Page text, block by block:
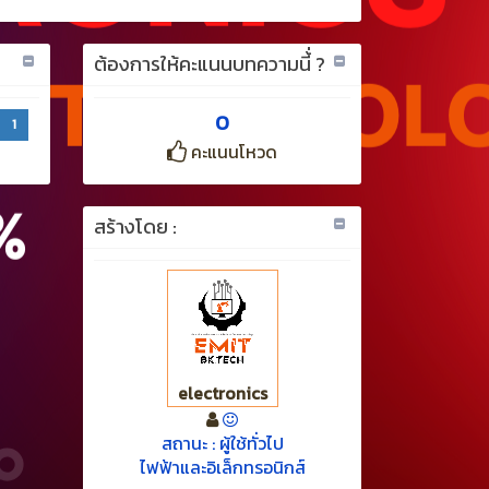
1
ต้องการให้คะแนนบทความนี้่ ?
0
คะแนนโหวด
สร้างโดย :
electronics
สถานะ : ผู้ใช้ทั่วไป
ไฟฟ้าและอิเล็กทรอนิกส์